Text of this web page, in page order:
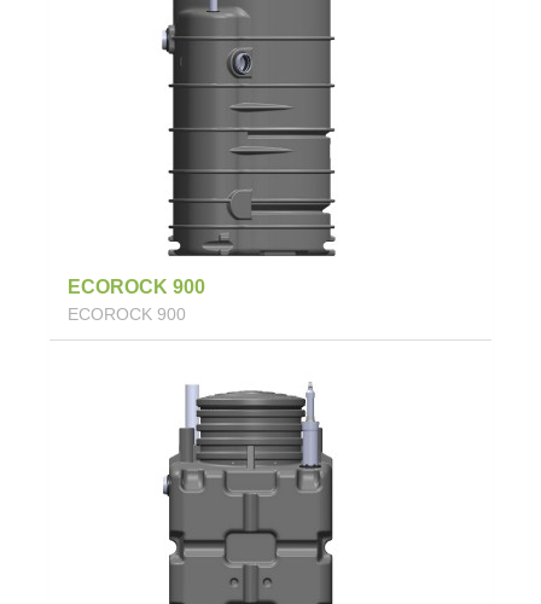
ECOROCK 900
ECOROCK 900